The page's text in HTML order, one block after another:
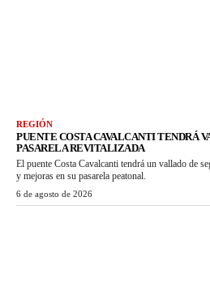
REGIÓN
PUENTE COSTA CAVALCANTI TENDRÁ
PASARELA REVITALIZADA
El puente Costa Cavalcanti tendrá un vallado de
y mejoras en su pasarela peatonal.
6 de agosto de 2026